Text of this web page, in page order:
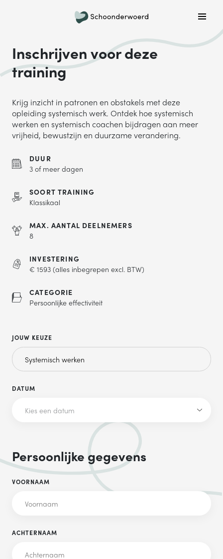
Inschrijven voor deze
training
Krijg inzicht in patronen en obstakels met deze
opleiding systemisch werk. Ontdek hoe systemisch
werken en systemisch coachen bijdragen aan meer
vrijheid, bewustzijn en duurzame verandering.
DUUR
3 of meer dagen
SOORT TRAINING
Klassikaal
MAX. AANTAL DEELNEMERS
8
INVESTERING
€ 1593 (alles inbegrepen excl. BTW)
CATEGORIE
Persoonlijke effectiviteit
JOUW KEUZE
DATUM
Kies een datum
Persoonlijke gegevens
VOORNAAM
ACHTERNAAM
Plan een belafspraak
Wil je graag gebeld worden om meer informatie te
krijgen? Kies hieronder welke dag jouw voorkeur heeft
en we bellen je!
ONDERWERP
Waar gaat je vraag over?
TELEFOONNUMMER
VERSTUREN